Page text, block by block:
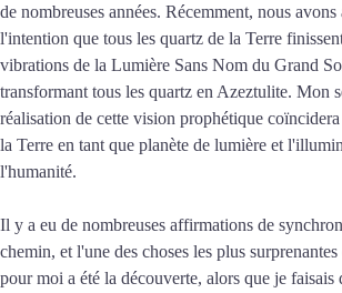
de nombreuses années. Récemment, nous
l'intention que tous les quartz de la Terre
vibrations de la Lumière Sans Nom du Grand
transformant tous les quartz en Azeztulite. Mon
réalisation de cette vision prophétique
la Terre en tant que planète de lumière et
l'humanité.
Il y a eu de nombreuses affirmations de
chemin, et l'une des choses les plus
pour moi a été la découverte, alors que je faisais